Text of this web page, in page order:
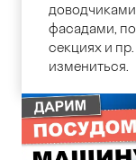
фасадами,
секциях и
измениться.